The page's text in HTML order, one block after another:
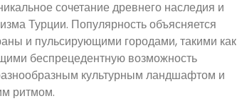
сочетание древнего наследия и
Турции. Популярность объясняется
и пульсирующими городами, такими как
беспрецедентную возможность
культурным ландшафтом и
ритмом.